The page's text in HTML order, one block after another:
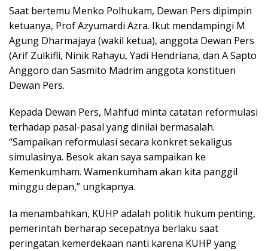
Saat bertemu Menko Polhukam, Dewan Pers dipimpin
ketuanya, Prof Azyumardi Azra. Ikut mendampingi M
Agung Dharmajaya (wakil ketua), anggota Dewan Pers
(Arif Zulkifli, Ninik Rahayu, Yadi Hendriana, dan A Sapto
Anggoro dan Sasmito Madrim anggota konstituen
Dewan Pers.
Kepada Dewan Pers, Mahfud minta catatan reformulasi
terhadap pasal-pasal yang dinilai bermasalah.
“Sampaikan reformulasi secara konkret sekaligus
simulasinya. Besok akan saya sampaikan ke
Kemenkumham. Wamenkumham akan kita panggil
minggu depan,” ungkapnya.
Ia menambahkan, KUHP adalah politik hukum penting,
pemerintah berharap secepatnya berlaku saat
peringatan kemerdekaan nanti karena KUHP yang